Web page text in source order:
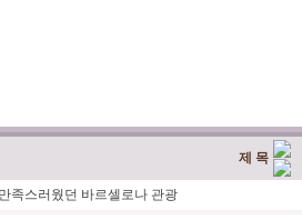
제 목
족스러웠던 바르셀로나 관광